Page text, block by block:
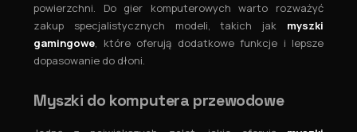
powierzchni. Do gier komputerowych warto rozważyć
zakup specjalistycznych modeli, takich jak myszki
gamingowe, które oferują dodatkowe funkcje i lepsze
dopasowanie do dłoni.
Myszki do komputera przewodowe